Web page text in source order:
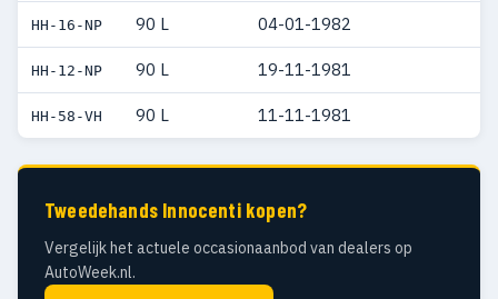
HH-16-NP 90 L 04-01-1982
HH-12-NP 90 L 19-11-1981
HH-58-VH 90 L 11-11-1981
Tweedehands Innocenti kopen?
Vergelijk het actuele occasionaanbod van dealers op
AutoWeek.nl.